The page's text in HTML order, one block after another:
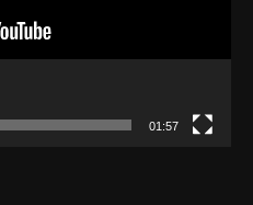
01:57